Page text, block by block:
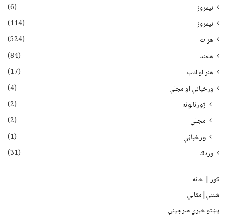
نيمروز
(6)
نیمروز
(114)
هرات
(524)
هلمند
(84)
هنر او ادب
(17)
ورځپاڼې او مجلې
(4)
ژورنالونه
(2)
مجلې
(2)
ورځپاڼې
(1)
وردګ
(31)
کور | خانه
شننې|مقالې
پښتو خبري سرچينې